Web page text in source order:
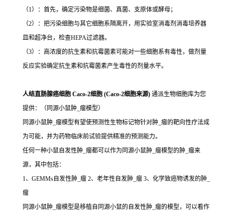
（1）：首先，确定污染物是细菌、真菌、支原体或酵母；
（2）：把污染细胞与其它细胞系隔离开，用实验室消毒剂消毒培养器
皿和超净台，检查HEPA过滤器。
（3）：高浓度的抗生素和抗霉菌素可能对一些细胞系有毒性，做剂量
反应实验确定抗生素和抗霉菌素产生毒性的剂量水平。
人结直肠腺癌细胞 Caco-2细胞 (Caco-2细胞来源) 通派生物细胞库为您
提供：（同源小鼠肿_瘤模型）
同源小鼠肿_瘤模型有望使预测性生物标记物针对肿_瘤的靶向性疗法成
为可能，并为药物临床前试验提供精准的预测能力。
任何一种小鼠自发性肿_瘤都可以作为同源小鼠肿_瘤模型的肿_瘤来
源，其中包括：
1、GEMMs自发性肿_瘤 2、老年性自发肿_瘤 3、化学致癌物诱发的肿_
瘤
同源小鼠肿_瘤模型是移植自同源小鼠的自发性肿_瘤的模型，可以看作